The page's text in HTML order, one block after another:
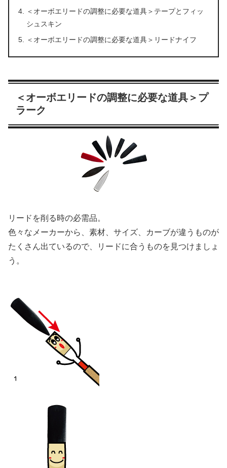
＜オーボエリードの調整に必要な道具＞テープとフィッ
シュスキン
＜オーボエリードの調整に必要な道具＞リードナイフ
＜オーボエリードの調整に必要な道具＞プ
ラーク
リードを削る時の必需品。
色々なメーカーから、素材、サイズ、カーブが違うものが
たくさん出ているので、リードに合うものを見つけましょ
う。